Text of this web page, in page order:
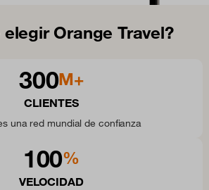
Orange Travel?
300M+
CLIENTES
una red mundial de confianza
100%
VELOCIDAD